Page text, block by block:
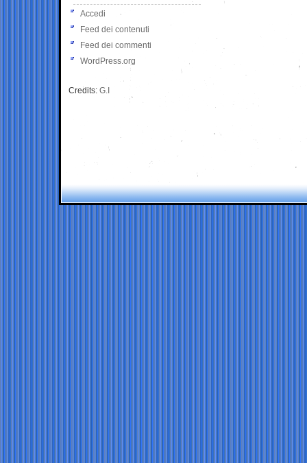
Accedi
Feed dei contenuti
Feed dei commenti
WordPress.org
Credits: G.I